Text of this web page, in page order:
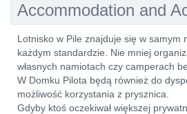
Accommodation and
Lotnisko w Pile znajduje się w
każdym standardzie. Nie mniej
własnych namiotach czy camperach
W Domku Pilota będą również do
możliwość korzystania z prysznica.
Gdyby ktoś oczekiwał większej